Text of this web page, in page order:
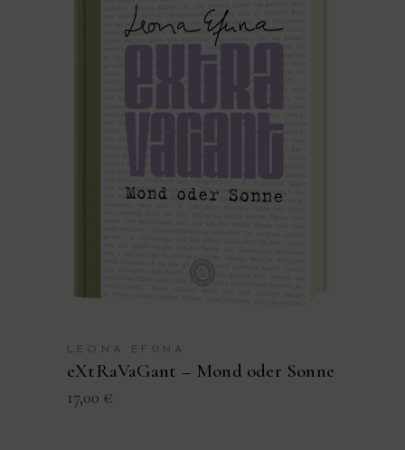
PRODUKT KAUFEN
LEONA EFUNA
eXtRaVaGant – Mond oder Sonne
17,00 €